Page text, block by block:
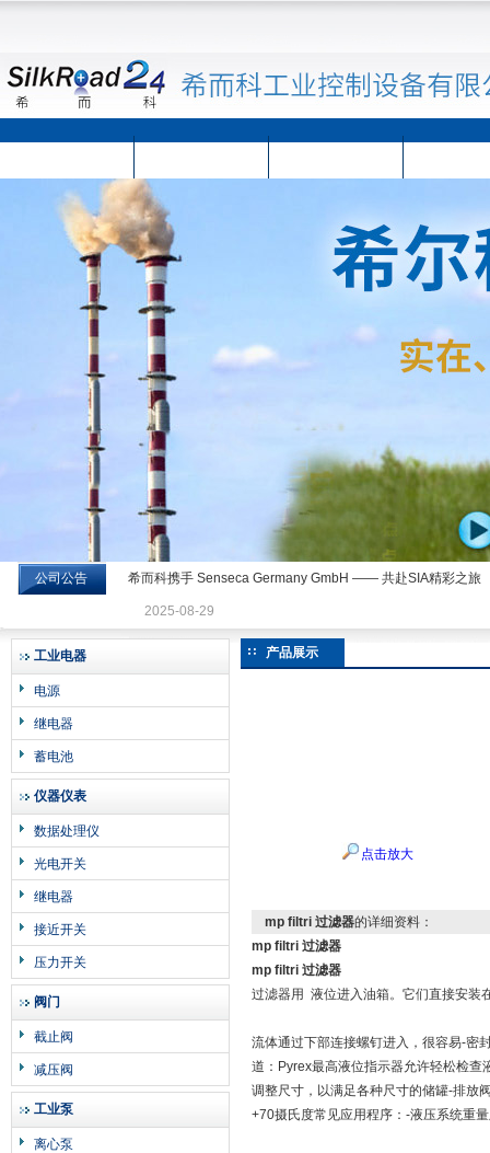
希而科工业控制设备有限公司
公司公告 希而科携手 Senseca Germany GmbH —— 共赴SIA精彩之旅
2025-08-29
工业电器
电源
继电器
蓄电池
仪器仪表
数据处理仪
光电开关
继电器
接近开关
压力开关
阀门
截止阀
减压阀
工业泵
离心泵
产品展示
点击放大
mp filtri 过滤器的详细资料：
mp filtri 过滤器
mp filtri 过滤器
过滤器用 液位进入油箱。它们直接安装
流体通过下部连接螺钉进入，很容易-密
道：Pyrex最高液位指示器允许轻松检查
调整尺寸，以满足各种尺寸的储罐-排放
+70摄氏度常见应用程序：-液压系统重